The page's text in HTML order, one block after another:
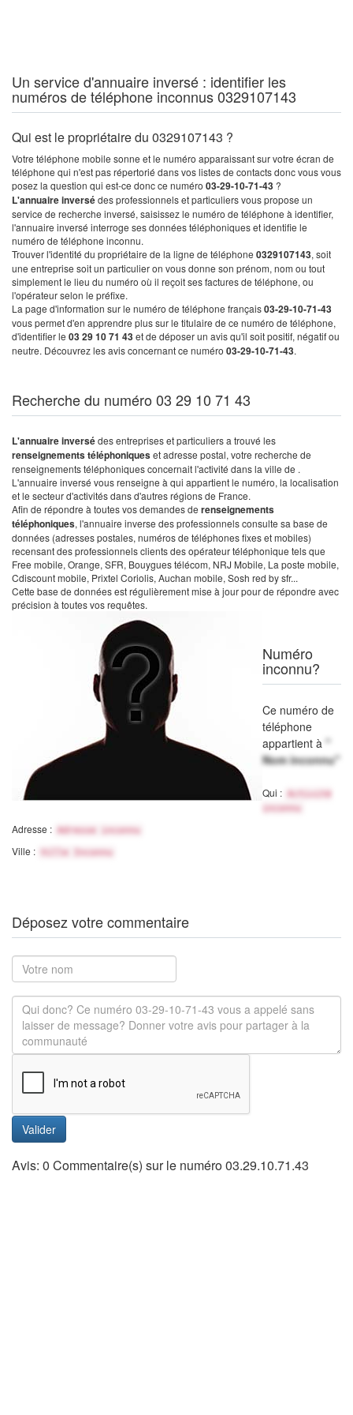
Un service d'annuaire inversé : identifier les
numéros de téléphone inconnus 0329107143
Qui est le propriétaire du 0329107143 ?
Votre téléphone mobile sonne et le numéro apparaissant sur votre écran de
téléphone qui n'est pas répertorié dans vos listes de contacts donc vous vous
posez la question qui est-ce donc ce numéro 03-29-10-71-43 ?
L'annuaire inversédes professionnels et particuliers vous propose un
service de recherche inversé, saisissez le numéro de téléphone à identifier,
l'annuaire inversé interroge ses données téléphoniques et identifie le
numéro de téléphone inconnu.
Trouver l'identité du propriétaire de la ligne de téléphone 0329107143, soit
une entreprise soit un particulier on vous donne son prénom, nom ou tout
simplement le lieu du numéro où il reçoit ses factures de téléphone, ou
l'opérateur selon le préfixe.
La page d'information sur le numéro de téléphone français03-29-10-71-43
vous permet d'en apprendre plus sur le titulaire de ce numéro de téléphone,
d'identifier le 03 29 10 71 43et de déposer un avis qu'il soit positif, négatif ou
neutre. Découvrez les avis concernant ce numéro 03-29-10-71-43.
Recherche du numéro 03 29 10 71 43
L'annuaire inversédes entreprises et particuliers a trouvé les
renseignements téléphoniqueset adresse postal, votre recherche de
renseignements téléphoniques concernait l'activité dans la ville de .
L'annuaire inversé vous renseigne à qui appartient le numéro, la localisation
et le secteur d'activités dans d'autres régions de France.
Afin de répondre à toutes vos demandes de renseignements
téléphoniques, l'annuaire inverse des professionnels consulte sa base de
données (adresses postales, numéros de téléphones fixes et mobiles)
recensant des professionnels clients des opérateur téléphonique tels que
Free mobile, Orange, SFR, Bouygues télécom, NRJ Mobile, La poste mobile,
Cdiscount mobile, Prixtel Coriolis, Auchan mobile, Sosh red by sfr...
Cette base de données est régulièrement mise à jour pour de répondre avec
précision à toutes vos requêtes.
Numéro
inconnu?
Ce numéro de
téléphone
appartient à "
Nom inconnu"
Qui :
Activité
inconnu
Adresse : Adresse inconnu
Ville : Ville Inconnu
Déposez votre commentaire
Valider
Avis: 0 Commentaire(s) sur le numéro 03.29.10.71.43